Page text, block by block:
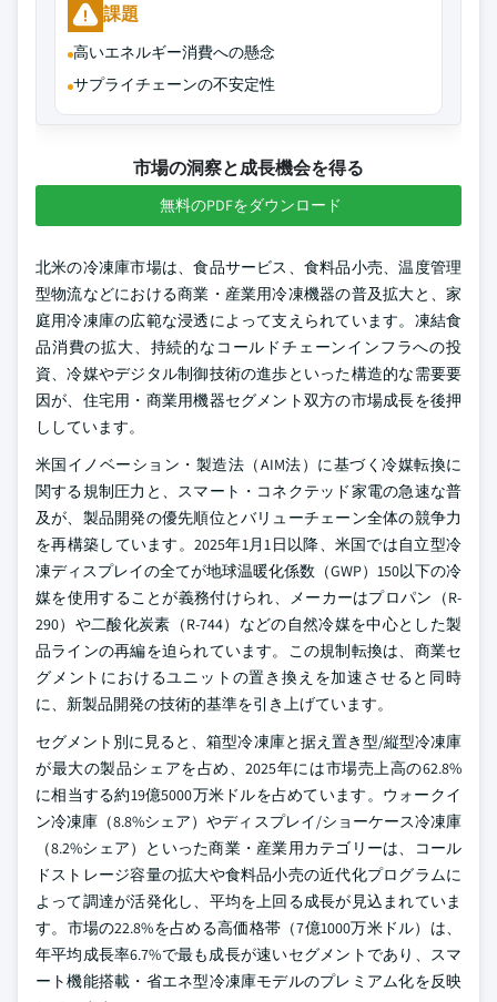
課題
高いエネルギー消費への懸念
サプライチェーンの不安定性
市場の洞察と成長機会を得る
無料のPDFをダウンロード
北米の冷凍庫市場は、食品サービス、食料品小売、温度管理
型物流などにおける商業・産業用冷凍機器の普及拡大と、家
庭用冷凍庫の広範な浸透によって支えられています。凍結食
品消費の拡大、持続的なコールドチェーンインフラへの投
資、冷媒やデジタル制御技術の進歩といった構造的な需要要
因が、住宅用・商業用機器セグメント双方の市場成長を後押
ししています。
米国イノベーション・製造法（AIM法）に基づく冷媒転換に
関する規制圧力と、スマート・コネクテッド家電の急速な普
及が、製品開発の優先順位とバリューチェーン全体の競争力
を再構築しています。2025年1月1日以降、米国では自立型冷
凍ディスプレイの全てが地球温暖化係数（GWP）150以下の冷
媒を使用することが義務付けられ、メーカーはプロパン（R-
290）や二酸化炭素（R-744）などの自然冷媒を中心とした製
品ラインの再編を迫られています。この規制転換は、商業セ
グメントにおけるユニットの置き換えを加速させると同時
に、新製品開発の技術的基準を引き上げています。
セグメント別に見ると、箱型冷凍庫と据え置き型/縦型冷凍庫
が最大の製品シェアを占め、2025年には市場売上高の62.8%
に相当する約19億5000万米ドルを占めています。ウォークイ
ン冷凍庫（8.8%シェア）やディスプレイ/ショーケース冷凍庫
（8.2%シェア）といった商業・産業用カテゴリーは、コール
ドストレージ容量の拡大や食料品小売の近代化プログラムに
よって調達が活発化し、平均を上回る成長が見込まれていま
す。市場の22.8%を占める高価格帯（7億1000万米ドル）は、
年平均成長率6.7%で最も成長が速いセグメントであり、スマ
ート機能搭載・省エネ型冷凍庫モデルのプレミアム化を反映